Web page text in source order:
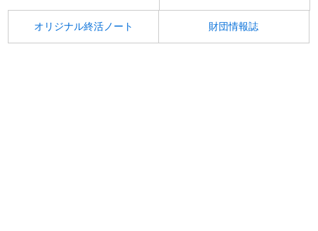
オリジナル終活ノート 財団情報誌